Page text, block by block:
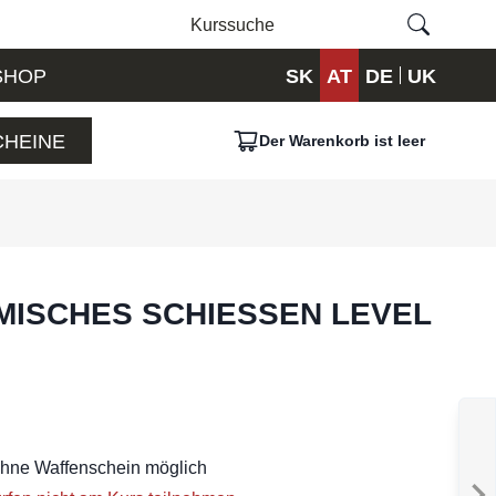
SK AT DE UK
Der Warenkorb ist leer
SCHIESSEN LEVEL 2
Waffenschein möglich